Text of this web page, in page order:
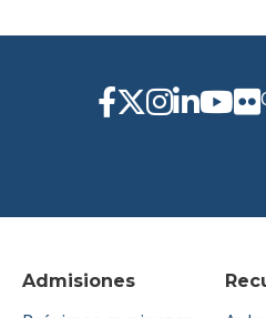
Admisiones